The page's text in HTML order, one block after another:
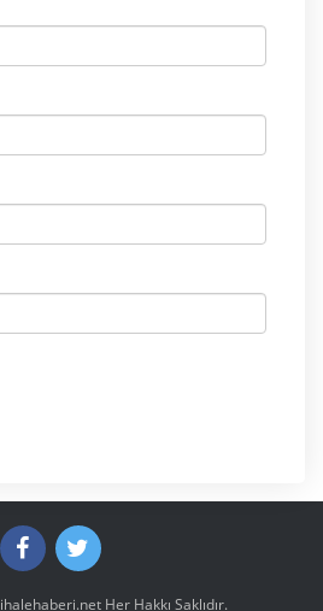
ihalehaberi.net Her Hakkı Saklıdır.